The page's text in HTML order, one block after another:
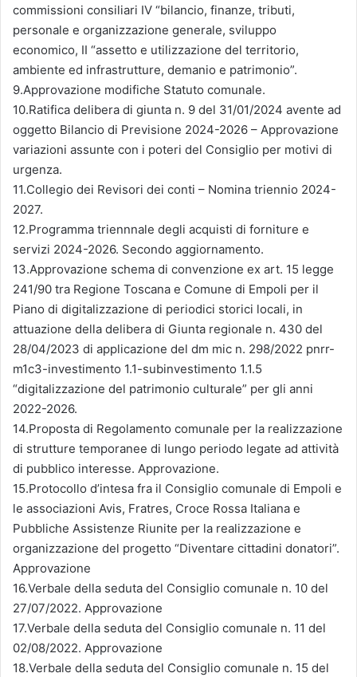
commissioni consiliari IV “bilancio, finanze, tributi,
personale e organizzazione generale, sviluppo
economico, II “assetto e utilizzazione del territorio,
ambiente ed infrastrutture, demanio e patrimonio”.
9.Approvazione modifiche Statuto comunale.
10.Ratifica delibera di giunta n. 9 del 31/01/2024 avente ad
oggetto Bilancio di Previsione 2024-2026 – Approvazione
variazioni assunte con i poteri del Consiglio per motivi di
urgenza.
11.Collegio dei Revisori dei conti – Nomina triennio 2024-
2027.
12.Programma triennnale degli acquisti di forniture e
servizi 2024-2026. Secondo aggiornamento.
13.Approvazione schema di convenzione ex art. 15 legge
241/90 tra Regione Toscana e Comune di Empoli per il
Piano di digitalizzazione di periodici storici locali, in
attuazione della delibera di Giunta regionale n. 430 del
28/04/2023 di applicazione del dm mic n. 298/2022 pnrr-
m1c3-investimento 1.1-subinvestimento 1.1.5
“digitalizzazione del patrimonio culturale” per gli anni
2022-2026.
14.Proposta di Regolamento comunale per la realizzazione
di strutture temporanee di lungo periodo legate ad attività
di pubblico interesse. Approvazione.
15.Protocollo d’intesa fra il Consiglio comunale di Empoli e
le associazioni Avis, Fratres, Croce Rossa Italiana e
Pubbliche Assistenze Riunite per la realizzazione e
organizzazione del progetto “Diventare cittadini donatori”.
Approvazione
16.Verbale della seduta del Consiglio comunale n. 10 del
27/07/2022. Approvazione
17.Verbale della seduta del Consiglio comunale n. 11 del
02/08/2022. Approvazione
18.Verbale della seduta del Consiglio comunale n. 15 del